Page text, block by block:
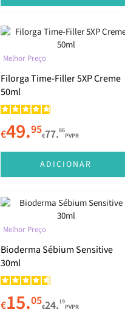
Melhor Preço
Filorga Time-Filler 5XP Creme
50ml
€49.95€77.86
PVPR
ADICIONAR
Melhor Preço
Bioderma Sébium Sensitive
30ml
€15.05€24.19
PVPR